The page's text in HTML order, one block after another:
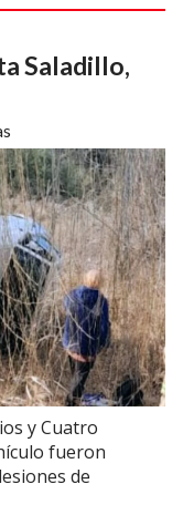
Saladillo,
y Cuatro
fueron
de